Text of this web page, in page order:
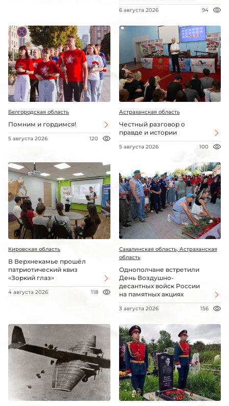
6 августа 2026 94
Белгородская область
Помним и гордимся!
5 августа 2026 120
Астраханская область
Честный разговор о
правде и истории
5 августа 2026 100
Кировская область
В Верхнекамье прошёл
патриотический квиз
«Зоркий глаз»
4 августа 2026 118
Сахалинская область, Астраханская
область
Однополчане встретили
День Воздушно-
десантных войск России
на памятных акциях
3 августа 2026 156